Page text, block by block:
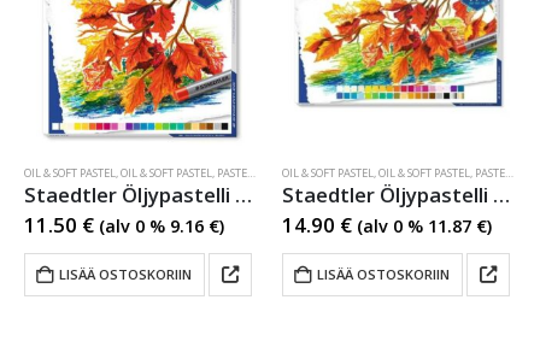
OIL & SOFT PASTEL OIL & SOFT PASTEL PASTELLI- JA VAHAKYNÄT ,PASTELLI- JA VAHAKYNÄT
Staedtler Öljypastelli 24 väriä
11.50 € (alv 0 % 9.16 €)
LISÄÄ OSTOSKORIIN
OIL & SOFT PASTEL OIL & SOFT PASTEL PASTELLI- JA VAHAKYNÄT
Staedtler Öljypastelli 36 väriä
14.90 € (alv 0 % 11.87 €)
LISÄÄ OSTOSKORIIN